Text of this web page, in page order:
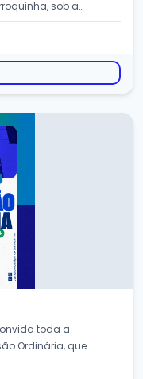
sob a
toda a
Ordinária, que